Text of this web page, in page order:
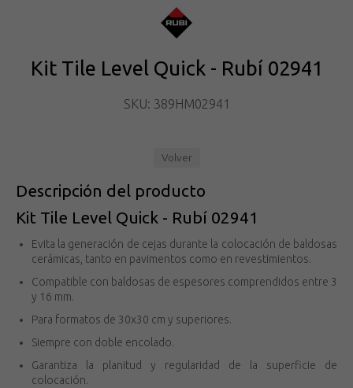
Kit Tile Level Quick - Rubí 02941
SKU: 389HM02941
Volver
Descripción del producto
Kit Tile Level Quick - Rubí 02941
Evita la generación de cejas durante la colocación de baldosas
cerámicas, tanto en pavimentos como en revestimientos.
Compatible con baldosas de espesores comprendidos entre 3
y 16 mm.
Para formatos de 30x30 cm y superiores.
Siempre con doble encolado.
Garantiza la planitud y regularidad de la superficie de
colocación.